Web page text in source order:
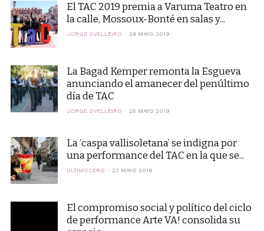
El TAC 2019 premia a Varuma Teatro en
la calle, Mossoux-Bonté en salas y...
JORGE OVELLEIRO 26 MAYO 2019
La Bagad Kemper remonta la Esgueva
anunciando el amanecer del penúltimo
día de TAC
JORGE OVELLEIRO 25 MAYO 2019
La ‘caspa vallisoletana’ se indigna por
una performance del TAC en la que se...
ÚLTIMOCERO 23 MAYO 2019
El compromiso social y político del ciclo
de performance Arte VA! consolida su